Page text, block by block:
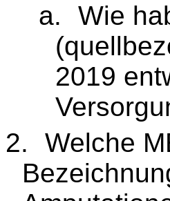
a.
Wie
2019
2.
Welche